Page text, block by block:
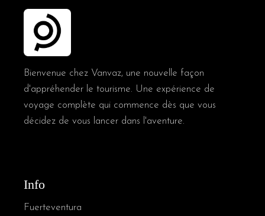
Bienvenue chez Vanvaz, une nouvelle façon
d'appréhender le tourisme. Une expérience de
voyage complète qui commence dès que vous
décidez de vous lancer dans l'aventure.
Info
Fuerteventura